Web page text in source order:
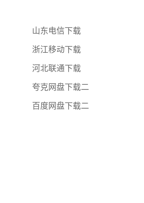
山东电信下载
浙江移动下载
河北联通下载
夸克网盘下载二
百度网盘下载二